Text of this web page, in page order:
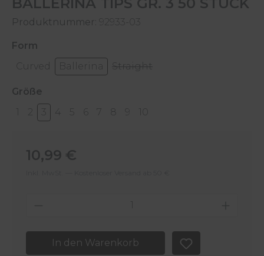
Produktnummer: 92933-03
Form
Curved
Ballerina Straight
Größe
1
3 4 5 7 8 10
Regulärer Preis:
10,99 €
Produkt Anzahl: Gib den
In den Warenkorb